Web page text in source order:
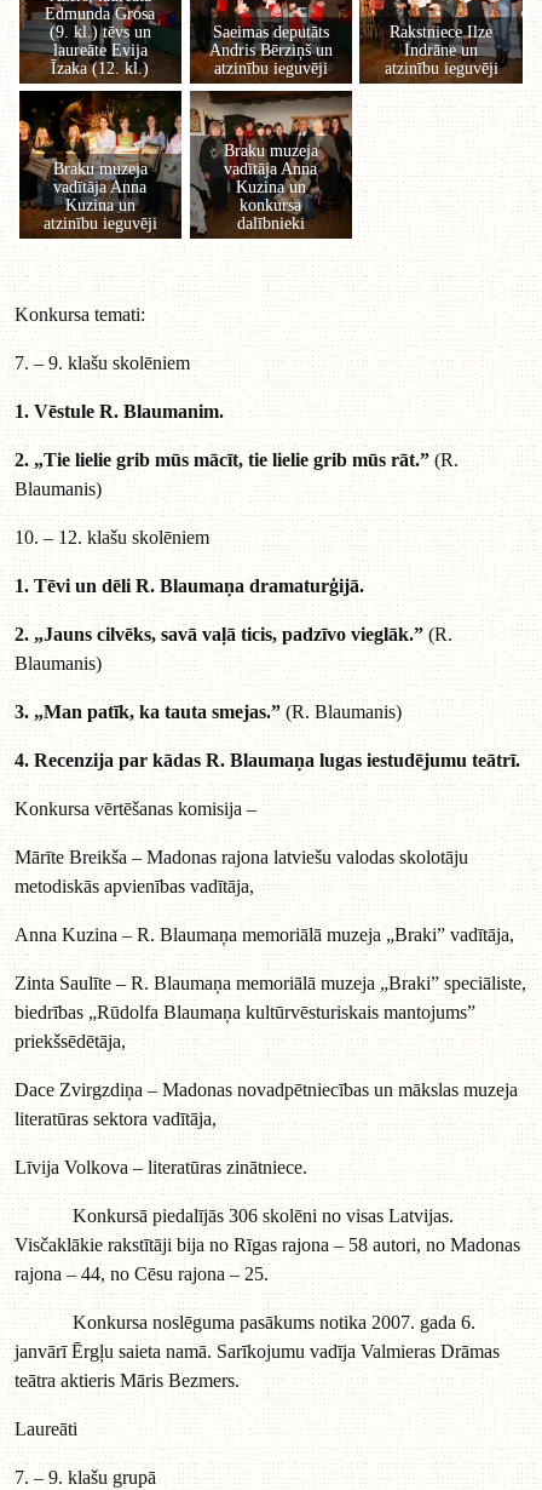
Konkursa temati:
7. – 9. klašu skolēniem
1. Vēstule R. Blaumanim.
2. „Tie lielie grib mūs mācīt, tie lielie grib mūs rāt.”(R.
Blaumanis)
10. – 12. klašu skolēniem
1. Tēvi un dēli R. Blaumaņa dramaturģijā.
2. „Jauns cilvēks, savā vaļā ticis, padzīvo vieglāk.”(R.
Blaumanis)
3. „Man patīk, ka tauta smejas.”(R. Blaumanis)
4. Recenzija par kādas R. Blaumaņa lugas iestudējumu teātrī.
Konkursa vērtēšanas komisija –
Mārīte Breikša – Madonas rajona latviešu valodas skolotāju
metodiskās apvienības vadītāja,
Anna Kuzina – R. Blaumaņa memoriālā muzeja „Braki” vadītāja,
Zinta Saulīte – R. Blaumaņa memoriālā muzeja „Braki” speciāliste,
biedrības „Rūdolfa Blaumaņa kultūrvēsturiskais mantojums”
priekšsēdētāja,
Dace Zvirgzdiņa – Madonas novadpētniecības un mākslas muzeja
literatūras sektora vadītāja,
Līvija Volkova – literatūras zinātniece.
Konkursā piedalījās 306 skolēni no visas Latvijas.
Visčaklākie rakstītāji bija no Rīgas rajona – 58 autori, no Madonas
rajona – 44, no Cēsu rajona – 25.
Konkursa noslēguma pasākums notika 2007. gada 6.
janvārī Ērgļu saieta namā. Sarīkojumu vadīja Valmieras Drāmas
teātra aktieris Māris Bezmers.
Laureāti
7. – 9. klašu grupā